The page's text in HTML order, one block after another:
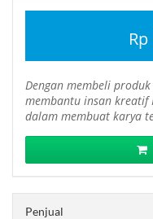
Rp
Dengan membeli
membantu insan kreatif
dalam membuat karya
Penjual